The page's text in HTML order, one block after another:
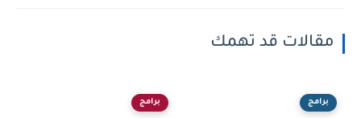
مقالات قد تهمك
برامج برامج